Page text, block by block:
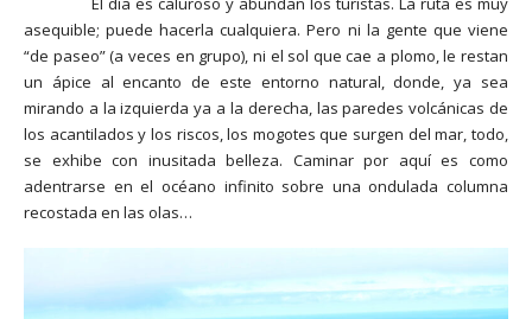
asequible; puede hacerla cualquiera. Pero ni la gente que viene
“de paseo” (a veces en grupo), ni el sol que cae a plomo, le restan
un ápice al encanto de este entorno natural, donde, ya sea
mirando a la izquierda ya a la derecha, las paredes volcánicas de
los acantilados y los riscos, los mogotes que surgen del mar, todo,
se exhibe con inusitada belleza. Caminar por aquí es como
adentrarse en el océano infinito sobre una ondulada columna
recostada en las olas…